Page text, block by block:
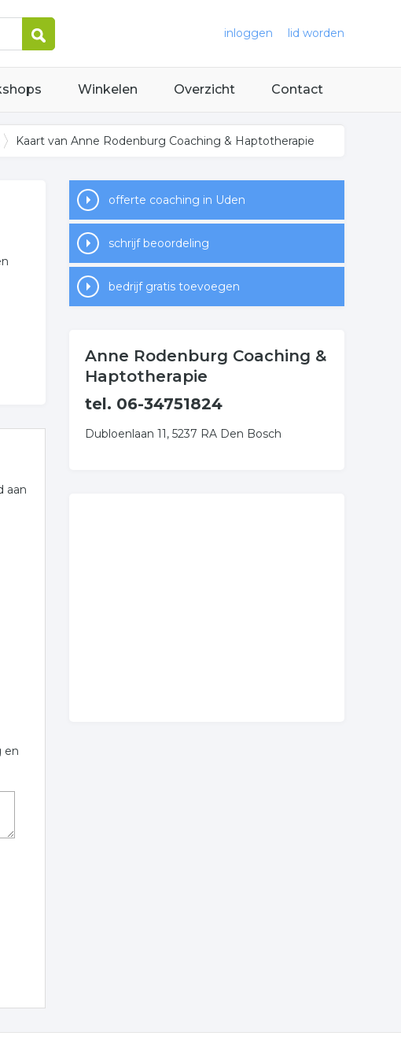
inloggen lid worden
Winkelen Overzicht Contact
Kaart van Anne Rodenburg Coaching & Haptotherapie
aan
en
offerte coaching in Uden
schrijf beoordeling
bedrijf gratis toevoegen
Anne Rodenburg Coaching &
Haptotherapie
tel. 06-34751824
Dubloenlaan 11, 5237 RA Den Bosch